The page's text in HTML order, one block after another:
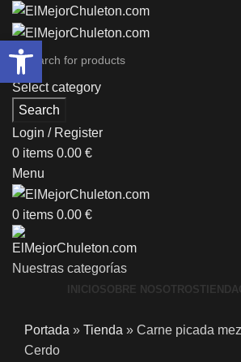
Select category
Search
Login / Register
0 items 0.00 €
Menu
0 items 0.00 €
Nuestras categorías
INICIOSOBRE NOSOTROSTIENDA
Portada » Tienda » Carne picada
Cerdo
Abrir barra de herramientas